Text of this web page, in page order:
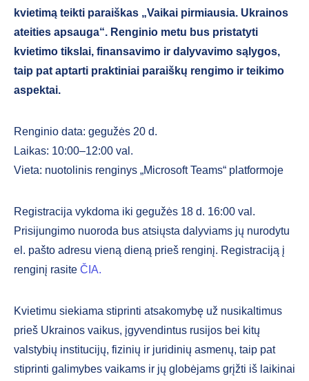
kvietimą teikti paraiškas „Vaikai pirmiausia. Ukrainos
ateities apsauga“. Renginio metu bus pristatyti
kvietimo tikslai, finansavimo ir dalyvavimo sąlygos,
taip pat aptarti praktiniai paraiškų rengimo ir teikimo
aspektai.
Renginio data: gegužės 20 d.
Laikas: 10:00–12:00 val.
Vieta: nuotolinis renginys „Microsoft Teams“ platformoje
Registracija vykdoma iki gegužės 18 d. 16:00 val.
Prisijungimo nuoroda bus atsiųsta dalyviams jų nurodytu
el. pašto adresu vieną dieną prieš renginį. Registraciją į
renginį rasite ČIA.
Kvietimu siekiama stiprinti atsakomybę už nusikaltimus
prieš Ukrainos vaikus, įgyvendintus rusijos bei kitų
valstybių institucijų, fizinių ir juridinių asmenų, taip pat
stiprinti galimybes vaikams ir jų globėjams grįžti iš laikinai